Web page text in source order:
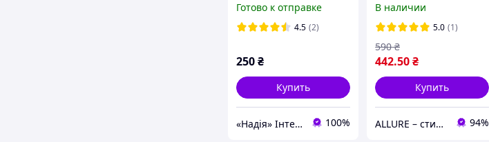
Готово к отправке
4.5 (2)
250₴
Купить
«Надія» Інтернет-Магазин 100%
оправой черные Blue
Block для чтения и
компьютера +0.5
В наличии
5.0 (1)
442.50₴
590 ₴
Купить
ALLURE – стиль, комфорт 94%